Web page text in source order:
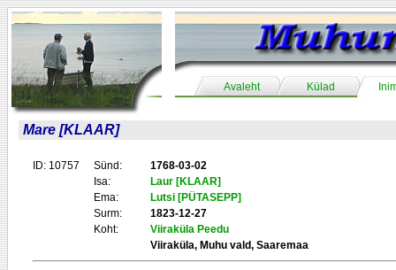
Avaleht Külad
Mare [KLAAR]
ID: 10757 Sünd:
1768-03-02
Isa:
Laur [KLAAR]
Ema:
Lutsi [PÜTASEPP]
Surm:
1823-12-27
Koht:
Viiraküla Peedu
Viiraküla, Muhu vald, Saaremaa